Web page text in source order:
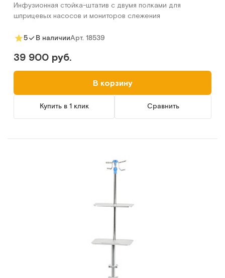
Инфузионная стойка-штатив с двумя полками для
шприцевых насосов и мониторов слежения
5 В наличииАрт. 18539
39 900 руб.
В корзину
Купить в 1 клик Сравнить